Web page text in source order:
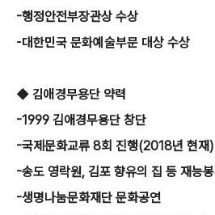
-행정안전부장관상 수상
-대한민국 문화예술부문 대상 수상
◆ 김애경무용단 약력
-1999 김애경무용단 창단
-국제문화교류 8회 진행(2018년 현재)
-송도 영락원, 김포 향유의 집 등 재능
-생명나눔문화재단 문화공연